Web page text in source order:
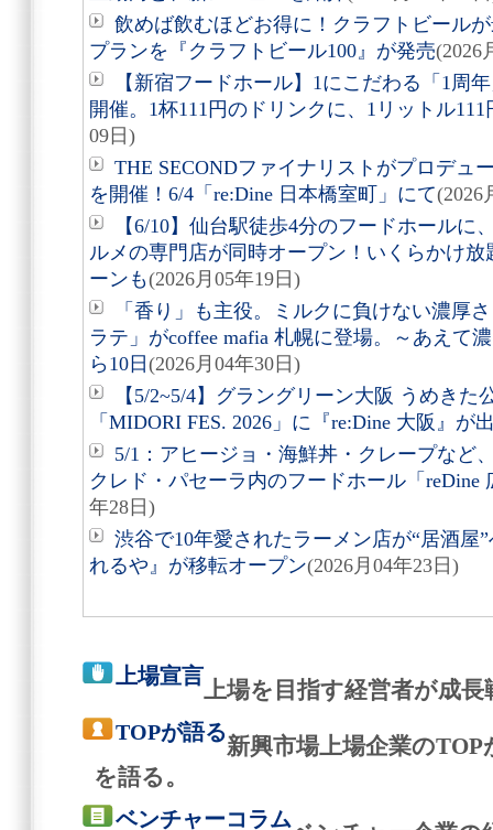
飲めば飲むほどお得に！クラフトビール
プランを『クラフトビール100』が発売(2026
【新宿フードホール】1にこだわる「1周
開催。1杯111円のドリンクに、1リットル
09日)
THE SECONDファイナリストがプロデュ
を開催！6/4「re:Dine 日本橋室町」にて(2026
【6/10】仙台駅徒歩4分のフードホール
ルメの専門店が同時オープン！いくらかけ
ーンも(2026月05年19日)
「香り」も主役。ミルクに負けない濃厚
ラテ」がcoffee mafia 札幌に登場。～あえて
ら10日 (2026月04年30日)
【5/2~5/4】グラングリーン大阪 うめき
「MIDORI FES. 2026」に『re:Dine 大阪』が
5/1：アヒージョ・海鮮丼・クレープなど
クレド・パセーラ内のフードホール「reDine
年28日)
渋谷で10年愛されたラーメン店が“居酒屋
れるや』が移転オープン(2026月04年23日)
上場宣言
上場を目指す経営者が成
TOPが語る
新興市場上場企業の
を語る。
ベンチャーコラム